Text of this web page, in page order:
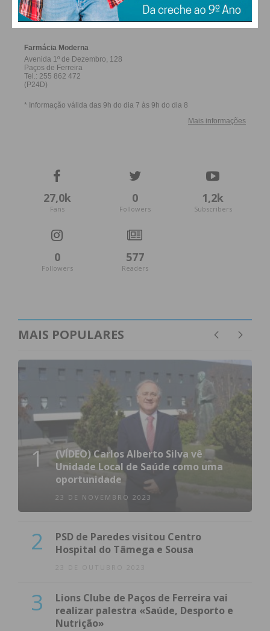
FERREIRA
27,0k
Fans
0
Followers
1,2k
Subscribers
0
Followers
577
Readers
MAIS POPULARES
1
(VÍDEO) Carlos Alberto Silva vê
Unidade Local de Saúde como uma
oportunidade
23 DE NOVEMBRO 2023
2
PSD de Paredes visitou Centro
Hospital do Tâmega e Sousa
23 DE OUTUBRO 2023
3
Lions Clube de Paços de Ferreira vai
realizar palestra «Saúde, Desporto e
Nutrição»